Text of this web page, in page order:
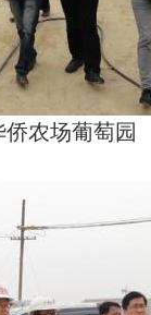
农场葡萄园